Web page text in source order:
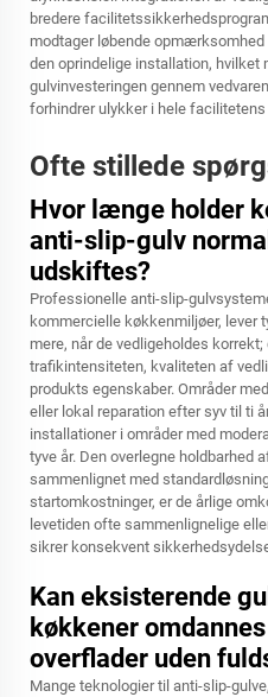
bredere
modtager løbende
den oprindelige installation,
gulvinvesteringen gennem
forhindrer ulykker i hele
Ofte stillede
Hvor længe holder
anti-slip-gulv
udskiftes?
Professionelle anti-slip-
kommercielle køkkenmiljøer, lever
mere, når de vedligeholdes
trafikintensiteten, kvaliteten af
produkts egenskaber. Områder
eller lokal reparation efter syv til ti
installationer i områder med
tyve år. Den overlegne holdbarhed
sammenlignet med
startomkostninger, er de årlige
levetiden ofte sammenlignelige
sikrer konsekvent
Kan eksisterende
køkkener
overflader uden
Mange teknologier til anti-slip-